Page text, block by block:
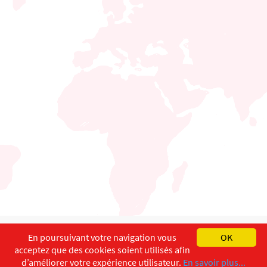
English Français
Copyright ©ISEC-AdW Aspects légaux
OK
En poursuivant votre navigation vous
acceptez que des cookies soient utilisés afin
d’améliorer votre expérience utilisateur. En savoir plus...